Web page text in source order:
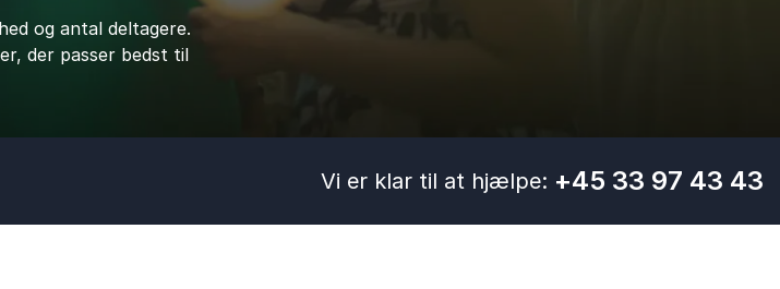
og antal deltagere.
der passer bedst til
Vi er klar til at hjælpe: +45 33 97 43 43